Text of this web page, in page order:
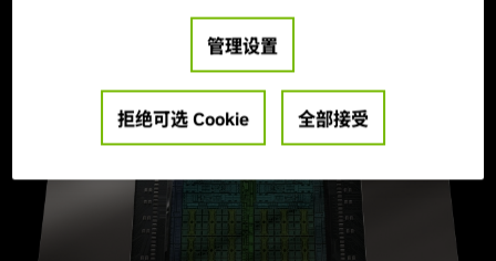
管理设置
拒绝可选 Cookie 全部接受